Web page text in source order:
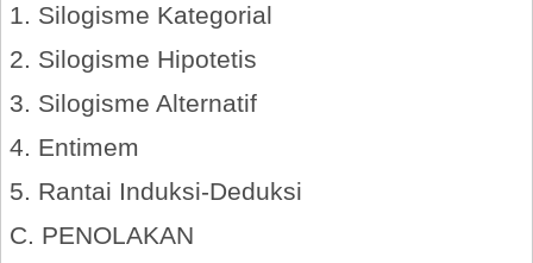
1. Silogisme Kategorial
2. Silogisme Hipotetis
3. Silogisme Alternatif
4. Entimem
5. Rantai Induksi-Deduksi
C. PENOLAKAN